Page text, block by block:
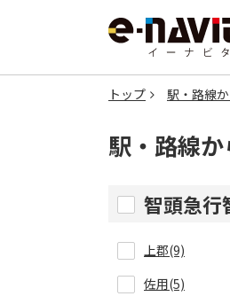
トップ 駅・路線
駅・路線
智頭急行
上郡(9)
佐用(5)